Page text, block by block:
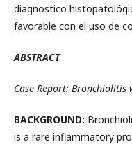
diagnostico
favorable con el uso de
ABSTRACT
Case Report: Bronchiolitis
BACKGROUND:
is a rare inflammatory